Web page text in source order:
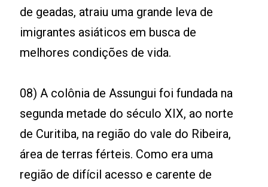
de geadas, atraiu uma grande leva de
imigrantes asiáticos em busca de
melhores condições de vida.
08) A colônia de Assungui foi fundada na
segunda metade do século XIX, ao norte
de Curitiba, na região do vale do Ribeira,
área de terras férteis. Como era uma
região de difícil acesso e carente de